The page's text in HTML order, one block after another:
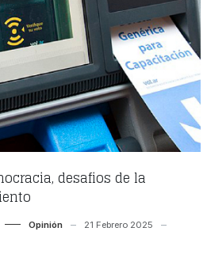
desafios de la
Opinión
21 Febrero 2025